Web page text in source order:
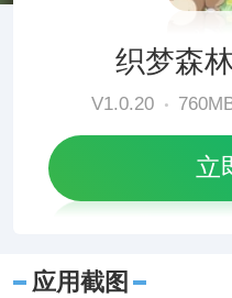
织梦森
V1.0.20
立
应用截图